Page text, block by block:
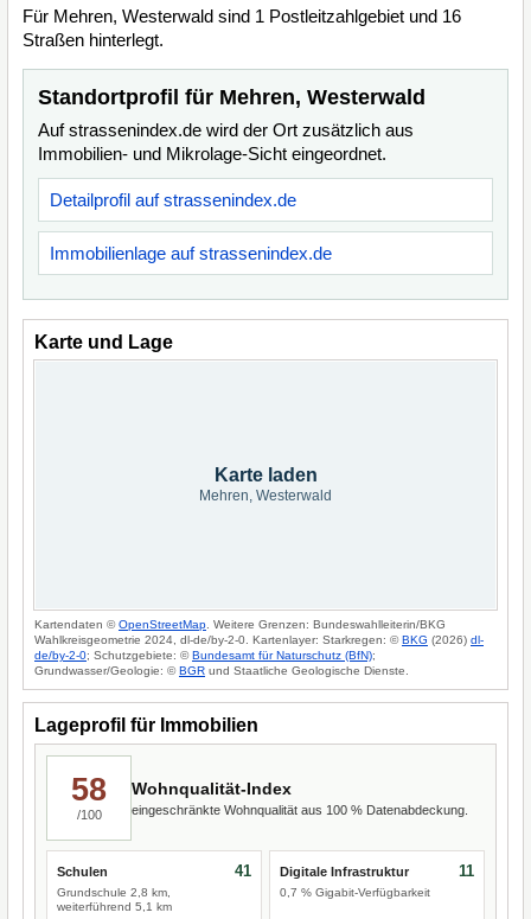
Für Mehren, Westerwald sind 1 Postleitzahlgebiet und 16
Straßen hinterlegt.
Standortprofil für Mehren, Westerwald
Auf strassenindex.de wird der Ort zusätzlich aus
Immobilien- und Mikrolage-Sicht eingeordnet.
Detailprofil auf strassenindex.de
Immobilienlage auf strassenindex.de
Karte und Lage
Karte laden
Mehren, Westerwald
Kartendaten ©OpenStreetMap . Weitere Grenzen: Bundeswahlleiterin/BKG
Wahlkreisgeometrie 2024, dl-de/by-2-0. Kartenlayer: Starkregen: ©BKG (2026) dl-
de/by-2-0; Schutzgebiete: ©Bundesamt für Naturschutz (BfN);
Grundwasser/Geologie: ©BGR und Staatliche Geologische Dienste.
Lageprofil für Immobilien
58
/100
Wohnqualität-Index
eingeschränkte Wohnqualität aus 100 % Datenabdeckung.
Schulen
Grundschule 2,8 km,
weiterführend 5,1 km
41 Digitale Infrastruktur
0,7 % Gigabit-Verfügbarkeit
11